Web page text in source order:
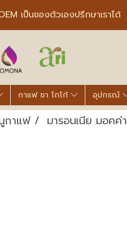
เป็นของตัวเองปรึกษาเราได้
กาแฟ ชา โกโก้ อุปกรณ์
กาแฟ มารอนเนีย มอคค่า